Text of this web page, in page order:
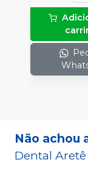
Não achou
Dental Aretê